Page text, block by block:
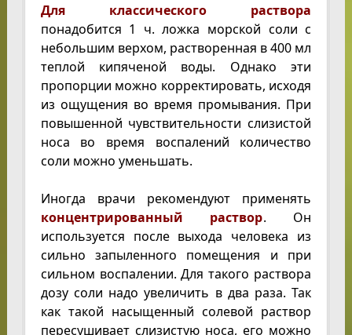
Для классического раствора
понадобится 1 ч. ложка морской соли с
небольшим верхом, растворенная в 400 мл
теплой кипяченой воды. Однако эти
пропорции можно корректировать, исходя
из ощущения во время промывания. При
повышенной чувствительности слизистой
носа во время воспалений количество
соли можно уменьшать.
Иногда врачи рекомендуют применять
концентрированный раствор. Он
используется после выхода человека из
сильно запыленного помещения и при
сильном воспалении. Для такого раствора
дозу соли надо увеличить в два раза. Так
как такой насыщенный солевой раствор
пересушивает слизистую носа, его можно